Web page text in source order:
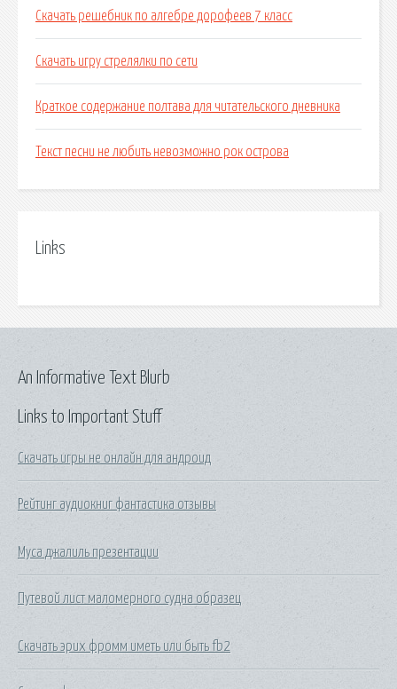
Скачать решебник по алгебре дорофеев 7 класс
Скачать игру стрелялки по сети
Краткое содержание полтава для читательского дневника
Текст песни не любить невозможно рок острова
Links
Links to Important Stuff
Скачать игры не онлайн для андроид
Рейтинг аудиокниг фантастика отзывы
Муса джалиль презентации
Путевой лист маломерного судна образец
Скачать эрих фромм иметь или быть fb2
An Informative Text Blurb